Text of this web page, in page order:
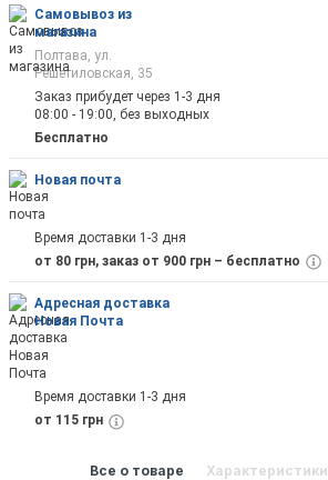
Самовывоз из
магазина
Полтава, ул.
Решетиловская, 35
Заказ прибудет через 1-3 дня
08:00 - 19:00, без выходных
Бесплатно
Новая почта
Время доставки 1-3 дня
от 80 грн, заказ от 900 грн – бесплатно
Адресная доставка
Новая Почта
Время доставки 1-3 дня
от 115 грн
Все о товаре Характеристики